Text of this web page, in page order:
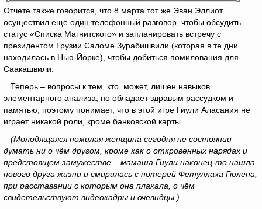
Отчете также говорится, что 8 марта тот же Эван Эллиот
осуществил еще один телефонный разговор, чтобы обсудить
статус «Списка Магнитского» и запланировать встречу с
президентом Грузии Саломе Зурабишвили (которая в те дни
находилась в Нью-Йорке), чтобы добиться помилования для
Саакашвили.
Теперь – вопросы к тем, кто, может, лишен навыков
элементарного анализа, но обладает здравым рассудком и
памятью, поэтому понимает, что в этой игре Гиули Аласания не
играет никакой роли, кроме банковской карты.
(Молодящаяся пожилая женщина сегодня не состоянии
думать ни о чём другом, кроме как о откровенных нарядах и
предстоящем замужестве – мамаша Гиули наконец-то нашла
нового друга жизни и смирилась с потерей Фетуллаха Гюлена,
при расставании с которым она плакала, о чём
свидетельствуют видеокадры и очевидцы.)